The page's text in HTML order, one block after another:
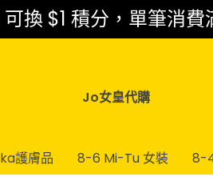
換 $1 積分，單筆消
Jo女皇代購
護膚品 8-6 Mi-Tu 女裝 8-